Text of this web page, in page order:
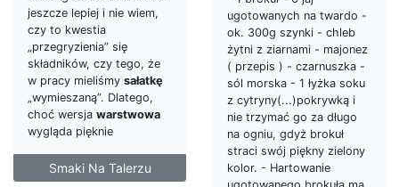
jeszcze lepiej i nie wiem,
czy to kwestia
„przegryzienia” się
składników, czy tego, że
w pracy mieliśmy sałatkę
„wymieszaną”. Dlatego,
choć wersja warstwowa
wygląda pięknie
Smaki Na Talerzu
ugotowanych na twardo -
ok. 300g szynki - chleb
żytni z ziarnami - majonez
( przepis ) - czarnuszka -
sól morska - 1 łyżka soku
z cytryny(...)pokrywką i
nie trzymać go za długo
na ogniu, gdyż brokuł
straci swój piękny zielony
kolor. - Hartowanie